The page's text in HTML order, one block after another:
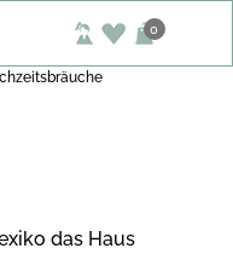
0
das Haus